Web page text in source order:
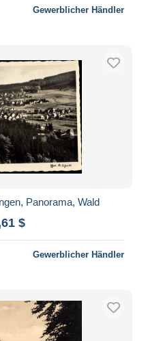
Gewerblicher Händler
Panorama, Wald
$
Gewerblicher Händler